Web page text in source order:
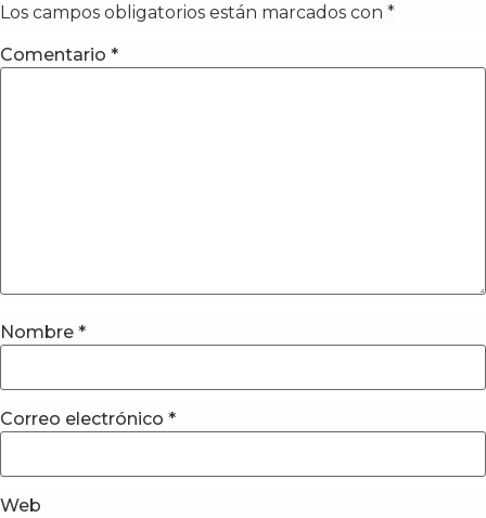
Los campos obligatorios están marcados con *
Comentario *
Nombre *
Correo electrónico *
Web